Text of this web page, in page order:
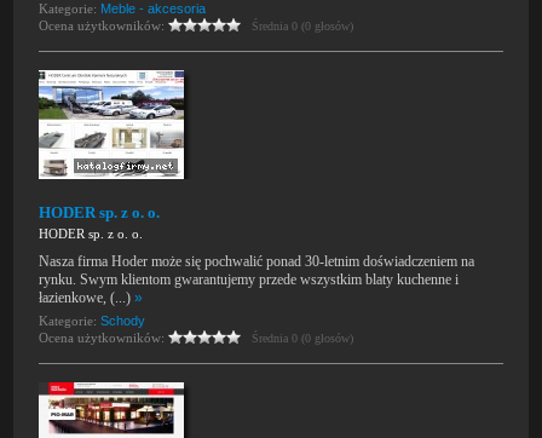
Kategorie: Meble - akcesoria
Ocena użytkowników:
Średnia 0 (0 głosów)
HODER sp. z o. o.
HODER sp. z o. o.
Nasza firma Hoder może się pochwalić ponad 30-letnim doświadczeniem na
rynku. Swym klientom gwarantujemy przede wszystkim blaty kuchenne i
łazienkowe, (...)»
Kategorie:Schody
Ocena użytkowników:
Średnia 0 (0 głosów)